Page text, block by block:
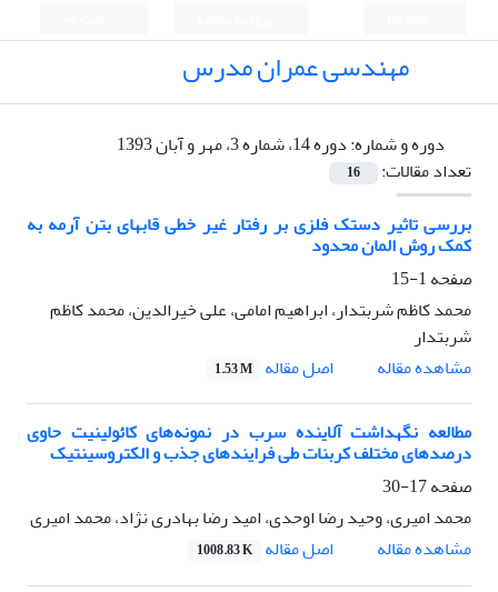
مهندسی عمران مدرس
دوره و شماره:دوره 14، شماره 3، مهر و آبان 1393
تعداد مقالات:
16
بررسی تاثیر دستک فلزی بر رفتار غیر خطی قابهای بتن آرمه به
کمک روش المان محدود
صفحه1-15
محمد کاظم شربتدار، ابراهیم امامی، علی خیرالدین، محمد کاظم
شربتدار
مشاهده مقاله
اصل مقاله 1.53 M
مطالعه نگهداشت آلاینده سرب در نمونه‌های کائولینیت حاوی
درصدهای مختلف کربنات طی فرایندهای جذب و الکتروسینتیک
صفحه17-30
محمد امیری، وحید رضا اوحدی، امید رضا بهادری نژاد، محمد امیری
مشاهده مقاله
اصل مقاله 1008.83 K